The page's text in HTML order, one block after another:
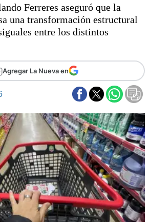
Escenario Olímpico
Liga del Sur
Básquetbol
Federal A
Aplausos
Economía y finanzas
Con el campo
Espacio empresas
Sociedad
Tecnología
Turismo
Salud
Es viral
Ferreres aseguró que la
una transformación estructural
entre los distintos
Agregar La Nueva en